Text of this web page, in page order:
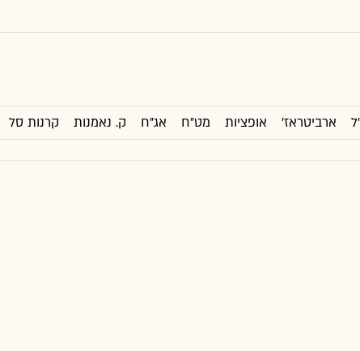
ארביטראז' אופציות מט"ח אג"ח ק. נאמנות קרנות סל